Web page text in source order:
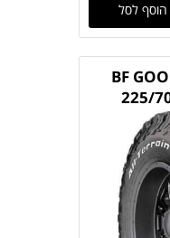
הוסף לסל
BF
225/